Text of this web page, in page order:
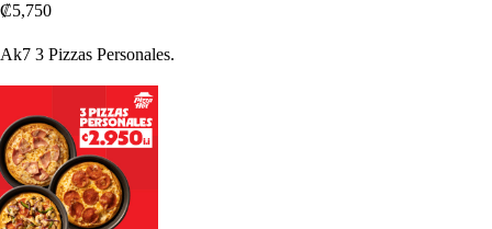
₡5,750
Ak7 3 Pizzas Personales.